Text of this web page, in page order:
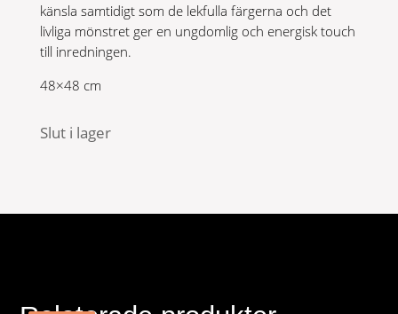
känsla samtidigt som de lekfulla färgerna och det
livliga mönstret ger en ungdomlig och energisk touch
till inredningen.
48×48 cm
Slut i lager